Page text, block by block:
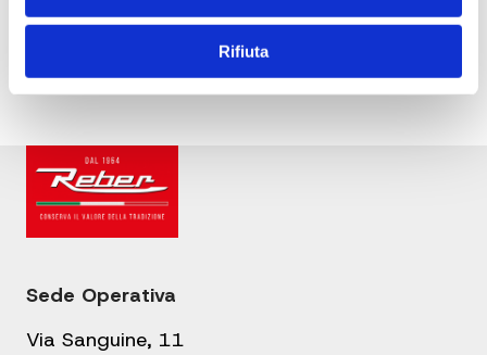
Rifiuta
Navigazione
Panino pulled pork
Insalata Russa Cbt
Sede Operativa
Via Sanguine, 11